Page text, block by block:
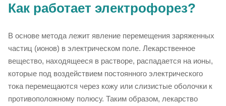
Как работает электрофорез?
В основе метода лежит явление перемещения заряженных
частиц (ионов) в электрическом поле. Лекарственное
вещество, находящееся в растворе, распадается на ионы,
которые под воздействием постоянного электрического
тока перемещаются через кожу или слизистые оболочки к
противоположному полюсу. Таким образом, лекарство